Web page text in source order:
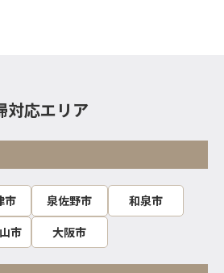
対応エリア
市 泉佐野市
和泉市
市 大阪市